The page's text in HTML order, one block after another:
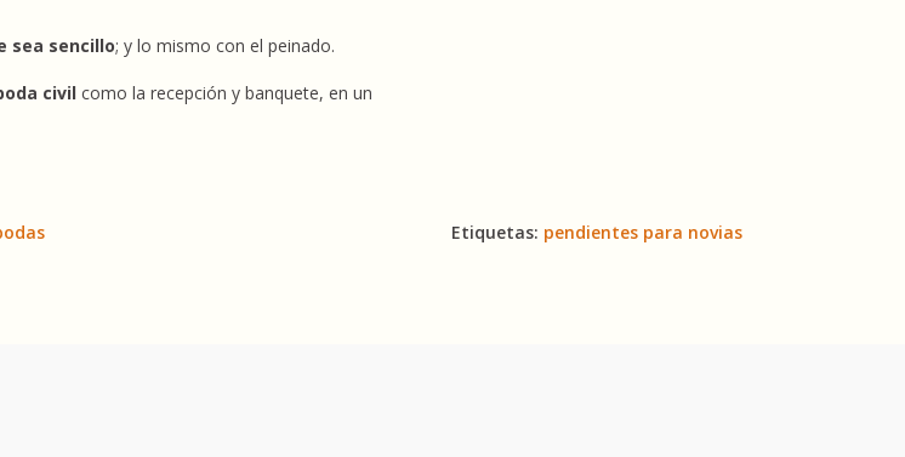
sea sencillo; y lo mismo con el peinado.
civil como la recepción y banquete, en un
Etiquetas: pendientes para novias